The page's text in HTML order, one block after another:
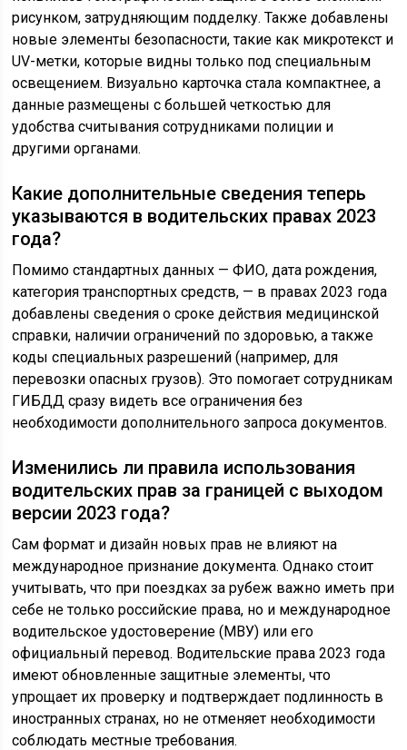
рисунком, затрудняющим подделку. Также добавлены
новые элементы безопасности, такие как микротекст и
UV-метки, которые видны только под специальным
освещением. Визуально карточка стала компактнее, а
данные размещены с большей четкостью для
удобства считывания сотрудниками полиции и
другими органами.
Какие дополнительные сведения теперь
указываются в водительских правах 2023
года?
Помимо стандартных данных — ФИО, дата рождения,
категория транспортных средств, — в правах 2023 года
добавлены сведения о сроке действия медицинской
справки, наличии ограничений по здоровью, а также
коды специальных разрешений (например, для
перевозки опасных грузов). Это помогает сотрудникам
ГИБДД сразу видеть все ограничения без
необходимости дополнительного запроса документов.
Изменились ли правила использования
водительских прав за границей с выходом
версии 2023 года?
Сам формат и дизайн новых прав не влияют на
международное признание документа. Однако стоит
учитывать, что при поездках за рубеж важно иметь при
себе не только российские права, но и международное
водительское удостоверение (МВУ) или его
официальный перевод. Водительские права 2023 года
имеют обновленные защитные элементы, что
упрощает их проверку и подтверждает подлинность в
иностранных странах, но не отменяет необходимости
соблюдать местные требования.